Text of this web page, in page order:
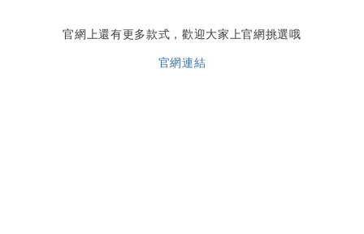
官網上還有更多款式，歡迎大家上官網挑選哦
官網連結